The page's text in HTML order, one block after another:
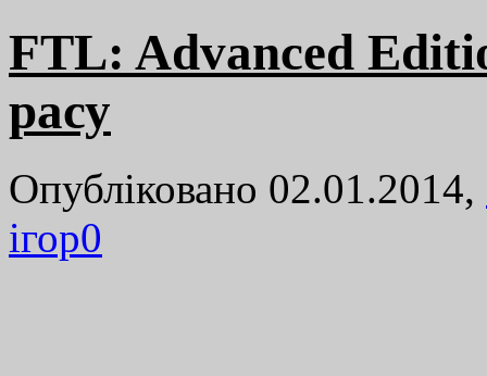
FTL: Advanced
расу
Опубліковано 02.01.2014,
ігор0